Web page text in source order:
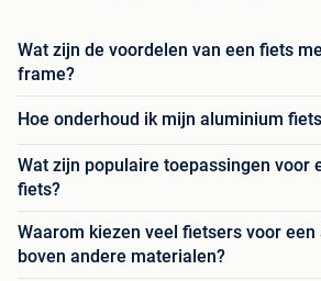
Wat zijn de voordelen van een fiets
frame?
Hoe onderhoud ik mijn aluminium
Wat zijn populaire toepassingen voor
fiets?
Waarom kiezen veel fietsers voor
boven andere materialen?